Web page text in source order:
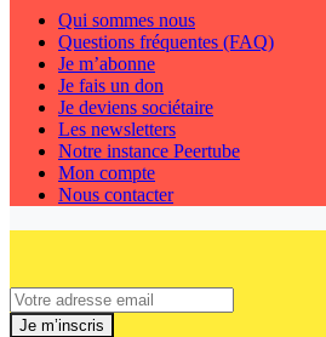
Qui sommes nous
Questions fréquentes (FAQ)
Je m’abonne
Je fais un don
Je deviens sociétaire
Les newsletters
Notre instance Peertube
Mon compte
Nous contacter
Je m’inscris